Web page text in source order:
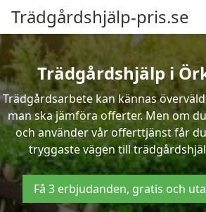
Trädgårdshjälp-pris.se
Trädgårdshjälp i
Trädgårdsarbete kan kännas
man ska jämföra offerter. Men om
och använder vår offerttjänst får
tryggaste vägen till
Få 3 erbjudanden, gratis och